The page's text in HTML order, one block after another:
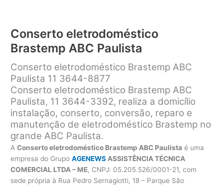
Conserto eletrodoméstico
Brastemp ABC Paulista
Conserto eletrodoméstico Brastemp ABC
Paulista 11 3644-8877
Conserto eletrodoméstico Brastemp ABC
Paulista, 11 3644-3392, realiza a domicílio
instalação, conserto, conversão, reparo e
manutenção de eletrodoméstico Brastemp no
grande ABC Paulista.
AConserto eletrodoméstico Brastemp ABC Paulista é uma
empresa do GrupoAGENEWSASSISTÊNCIA TÉCNICA
COMERCIAL LTDA – ME, CNPJ: 05.205.526/0001-21, com
sede própria à Rua Pedro Sernagiotti, 18 – Parque São